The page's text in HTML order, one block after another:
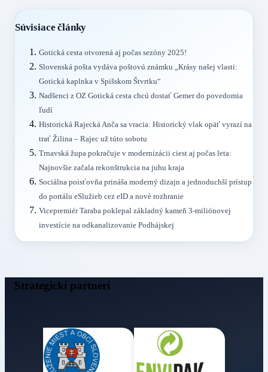
Súvisiace články
Gotická cesta otvorená aj počas sezóny 2025!
Slovenská pošta vydáva poštovú známku „Krásy našej vlasti:
Gotická kaplnka v Spišskom Štvrtku“
Nadšenci z OZ Gotická cesta chcú dostať Gemer do povedomia
ľudí
Historická Rajecká Anča sa vracia: Historický vlak opäť vyrazí na
trať Žilina – Rajec už túto sobotu
Trnavská župa pokračuje v modernizácii ciest aj počas leta:
Najnovšie začala rekonštrukcia na juhu kraja
Sociálna poisťovňa prináša moderný dizajn a jednoduchší prístup
do portálu eSlužieb cez eID a nové rozhranie
Vicepremiér Taraba poklepal základný kameň 3-miliónovej
investície na odkanalizovanie Podhájskej
Strategickí partneri